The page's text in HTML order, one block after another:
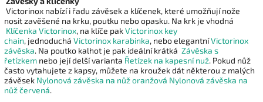
Victorinox nabízí i řadu závěsek a klíčenek, které umožňují nože
nosit zavěšené na krku, poutku nebo opasku. Na krk je vhodná
Klíčenka Victorinox, na klíče pakVictorinox key
chain, jednoduchá Victorinox karabinka, nebo elegantníVictorinox
závěska. Na poutko kalhot je pak ideální krátká Závěska s
řetízkem nebo její delší varianta Řetízek na kapesní nuž. Pokud nůž
často vytahujete z kapsy, můžete na kroužek dát některou z malých
závěsek Nylonová závěska na nůž oranžová Nylonová závěska na
nůž červená.